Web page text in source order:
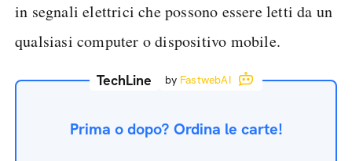
in segnali elettrici che possono essere letti da un
qualsiasi computer o dispositivo mobile.
TechLine by FastwebAI
Prima o dopo? Ordina le carte!